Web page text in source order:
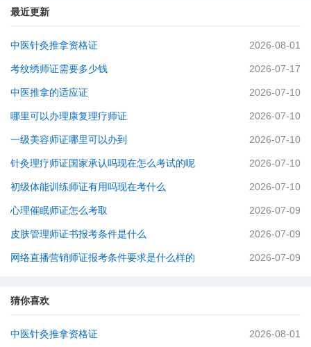
最近更新
中医针灸推拿资格证 2026-08-01
考纹绣师证需要多少钱 2026-07-17
中医推拿的适应证 2026-07-10
哪里可以办理康复理疗师证 2026-07-10
一级美容师证哪里可以办到 2026-07-10
针灸理疗师证国家承认吗现在怎么考试的呢 2026-07-10
初级体能训练师证有用吗现在考什么 2026-07-10
心理催眠师证怎么考取 2026-07-09
皮肤管理师证书报考条件是什么 2026-07-09
网络直播营销师证报考条件要求是什么样的 2026-07-09
猜你喜欢
中医针灸推拿资格证 2026-08-01